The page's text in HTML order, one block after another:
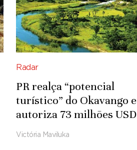
Radar
PR realça “potencial
turístico” do Okavango e
autoriza 73 milhões USD
para infra-estruturas
Victória Maviluka